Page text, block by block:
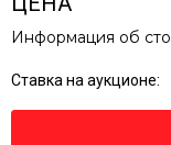
Информация об
Ставка на аукционе: